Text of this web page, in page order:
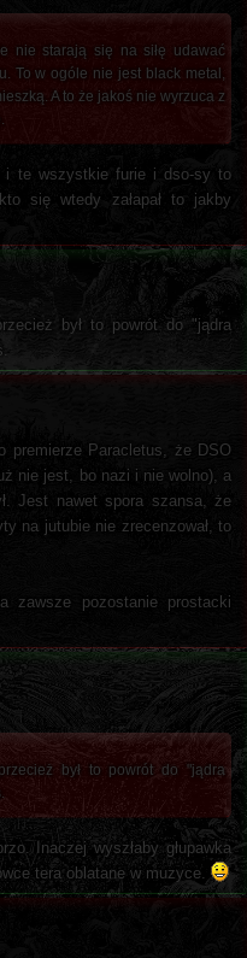
nie starają się na siłę udawać
To w ogóle nie jest black metal,
A to że jakoś nie wyrzuca z
i te wszystkie furie i dso-sy to
się wtedy załapał to jakby
był to powrót do "jądra
premierze Paracletus, że DSO
nie jest, bo nazi i nie wolno), a
Jest nawet spora szansa, że
na jutubie nie zrecenzował, to
zawsze pozostanie prostacki
był to powrót do "jądra
Inaczej wyszłaby głupawka
tera oblatane w muzyce.